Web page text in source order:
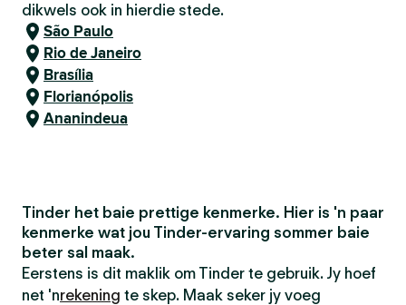
dikwels ook in hierdie stede.
São Paulo
Rio de Janeiro
Brasília
Florianópolis
Ananindeua
Tinder het baie prettige kenmerke. Hier is 'n paar
kenmerke wat jou Tinder-ervaring sommer baie
beter sal maak.
Eerstens is dit maklik om Tinder te gebruik. Jy hoef
net 'nrekening te skep. Maak seker jy voeg